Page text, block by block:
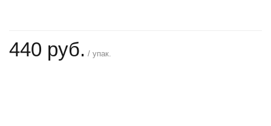
440 руб. / упак.